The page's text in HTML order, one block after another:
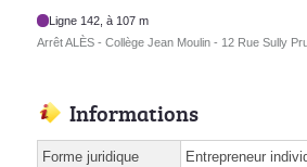
Ligne 142, à 107 m
Arrêt ALÈS - Collège Jean Moulin - 12 Rue Sully
Informations
Forme juridique Entrepreneur